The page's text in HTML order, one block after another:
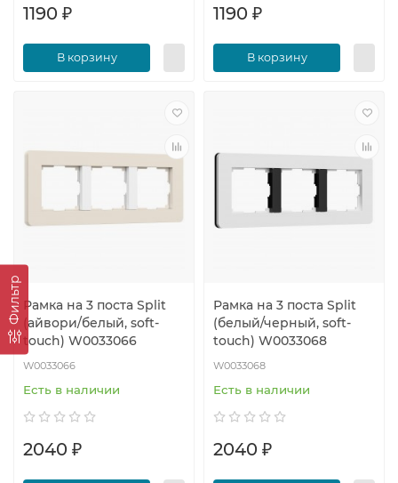
Фильтр
1190 ₽
В корзину
1190 ₽
В корзину
Рамка на 3 поста Split
(айвори/белый, soft-
touch) W0033066
W0033066
Есть в наличии
2040 ₽
Рамка на 3 поста Split
(белый/черный, soft-
touch) W0033068
W0033068
Есть в наличии
2040 ₽